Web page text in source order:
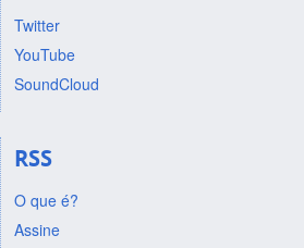
Twitter
YouTube
SoundCloud
RSS
O que é?
Assine